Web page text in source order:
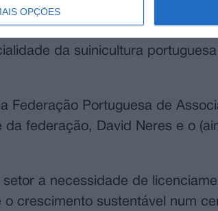
OPÇÕES
foi também um dos pontos
da suinicultura
Federação Portuguesa de
federação, David Neres e o
a necessidade de
crescimento sustentável num